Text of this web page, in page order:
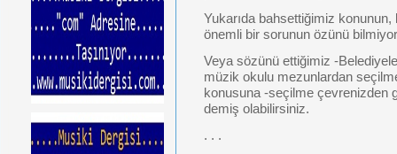
Yukarıda bahsettiğimiz
önemli bir sorunun özünü
Veya sözünü ettiğimiz -
müzik okulu mezunlardan
konusuna -seçilme çevrenizden
demiş olabilirsiniz.
. . .